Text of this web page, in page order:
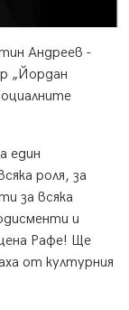
Андреев -
„Йордан
един
роля, за
за всяка
и
Рафе! Ще
от културния